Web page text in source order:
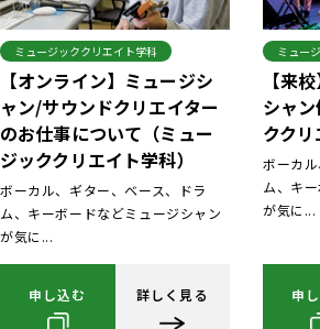
ミュージッククリエイト学科
【オンライン】ミュージシ
ャン/サウンドクリエイター
のお仕事について（ミュー
ジッククリエイト学科）
ボーカル、ギター、ベース、ドラ
ム、キーボードなどミュージシャン
が気に...
申し込む 詳しく見る
ミュー
【来
シャ
ククリ
ボーカ
ム、キ
が気に...
申